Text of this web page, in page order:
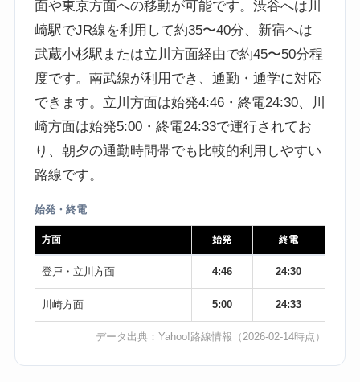
面や東京方面への移動が可能です。渋谷へは川
崎駅でJR線を利用して約35〜40分、新宿へは
武蔵小杉駅または立川方面経由で約45〜50分程
度です。南武線が利用でき、通勤・通学に対応
できます。立川方面は始発4:46・終電24:30、川
崎方面は始発5:00・終電24:33で運行されてお
り、朝夕の通勤時間帯でも比較的利用しやすい
路線です。
始発・終電
方面 始発 終電
登戸・立川方面 4:46 24:30
川崎方面 5:00 24:33
データ出典：Yahoo!路線情報 （2026-02-14時点）